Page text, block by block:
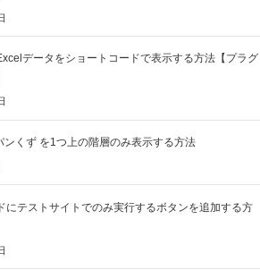
データをショートコードで表示する方法【プラグ
ンくず を1つ上の階層のみ表示する方法
にテストサイトでのみ実行するボタンを追加する方